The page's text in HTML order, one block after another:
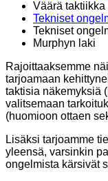
Väärä taktiikka
Tekniset
Tekniset
Murphyn laki
Rajoittaaksemme
tarjoamaan
taktisia näkemyksiä
valitsemaan
(huomioon ottaen
Lisäksi tarjoamme
yleensä, varsinkin
ongelmista kärsivät